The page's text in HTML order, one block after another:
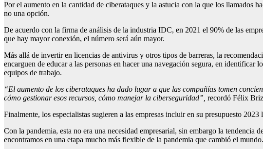
Por el aumento en la cantidad de ciberataques y la astucia con la que los llamados
no una opción.
De acuerdo con la firma de análisis de la industria IDC, en 2021 el 90% de las
que hay mayor conexión, el número será aún mayor.
Más allá de invertir en licencias de antivirus y otros tipos de barreras, la
encarguen de educar a las personas en hacer una navegación segura, en
equipos de trabajo.
“El aumento de los ciberataques ha dado lugar a que las compañías tomen
cómo gestionar esos recursos, cómo manejar la ciberseguridad”, recordó Félix
Finalmente, los especialistas sugieren a las empresas incluir en su presupuesto
Con la pandemia, esta no era una necesidad empresarial, sin embargo la
encontramos en una etapa mucho más flexible de la pandemia que cambió el mundo.